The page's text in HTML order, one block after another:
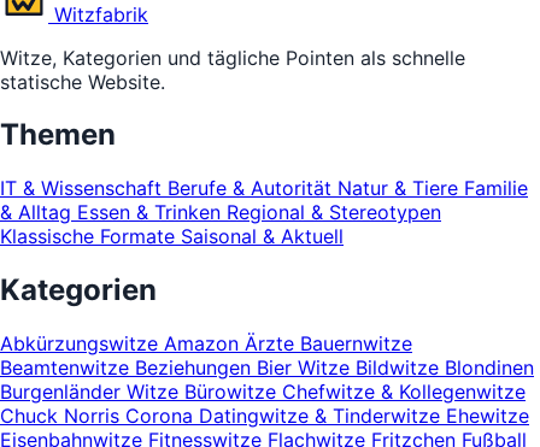
Witzfabrik
Witze, Kategorien und tägliche Pointen als schnelle
statische Website.
Themen
IT & Wissenschaft Berufe & Autorität Natur & Tiere Familie
& Alltag Essen & Trinken Regional & Stereotypen
Klassische Formate Saisonal & Aktuell
Kategorien
Abkürzungswitze Amazon Ärzte Bauernwitze
Beamtenwitze Beziehungen Bier Witze Bildwitze Blondinen
Burgenländer Witze Bürowitze Chefwitze & Kollegenwitze
Chuck Norris Corona Datingwitze & Tinderwitze Ehewitze
Eisenbahnwitze Fitnesswitze Flachwitze Fritzchen Fußball